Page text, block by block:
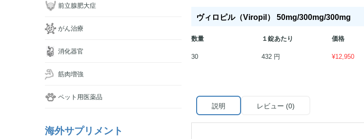
ヴィロピル（Viropil） 50mg/300mg/300mg
数量 １錠あたり 価格
30
432 円 ¥12,950
説明 レビュー (0)
前立腺肥大症
がん治療
消化器官
筋肉増強
ペット用医薬品
海外サプリメント